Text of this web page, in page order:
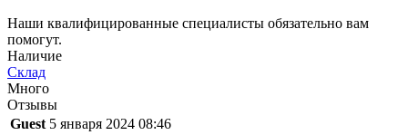
Наши квалифицированные специалисты обязательно вам
помогут.
Наличие
Склад
Много
Отзывы
Guest 5 января 2024 08:46